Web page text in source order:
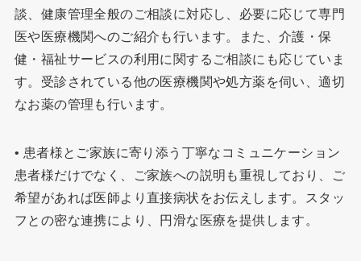
談、健康管理全般のご相談に対応し、必要に応じて専門
医や医療機関へのご紹介も行います。また、介護・保
健・福祉サービスの利用に関するご相談にも応じていま
す。受診されている他の医療機関や処方薬を伺い、適切
なお薬の管理も行います。
• 患者様とご家族に寄り添う丁寧なコミュニケーション
患者様だけでなく、ご家族への説明も重視しており、ご
希望があれば医師より直接病状をお伝えします。スタッ
フとの密な連携により、円滑な医療を提供します。